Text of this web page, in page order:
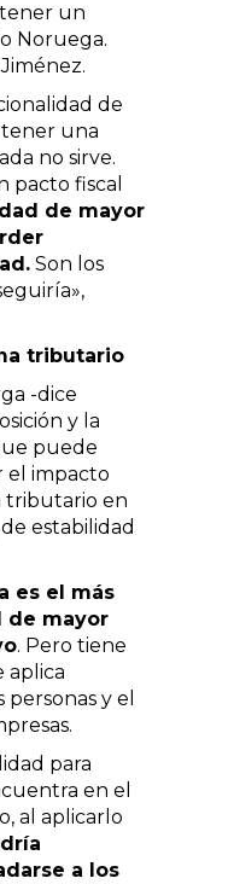
tener un
Noruega.
de
tener una
no sirve.
pacto fiscal
de mayor
Son los
tributario
-dice
y la
puede
el impacto
tributario en
estabilidad
es el más
de mayor
. Pero tiene
aplica
y el
para
en el
al aplicarlo
a los